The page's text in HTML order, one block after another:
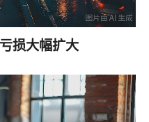
损大幅扩大